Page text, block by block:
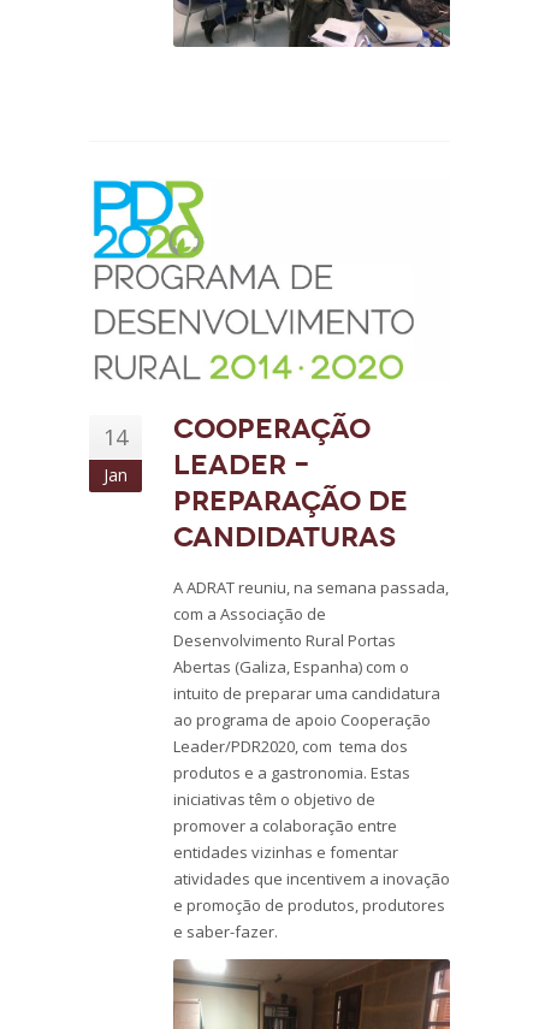
14
Jan
Cooperação
Leader –
Preparação de
candidaturas
A ADRAT reuniu, na semana passada,
com a Associação de
Desenvolvimento Rural Portas
Abertas (Galiza, Espanha) com o
intuito de preparar uma candidatura
ao programa de apoio Cooperação
Leader/PDR2020, com tema dos
produtos e a gastronomia. Estas
iniciativas têm o objetivo de
promover a colaboração entre
entidades vizinhas e fomentar
atividades que incentivem a inovação
e promoção de produtos, produtores
e saber-fazer.